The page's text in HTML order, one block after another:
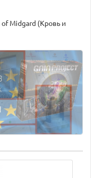
of Midgard (Кровь и